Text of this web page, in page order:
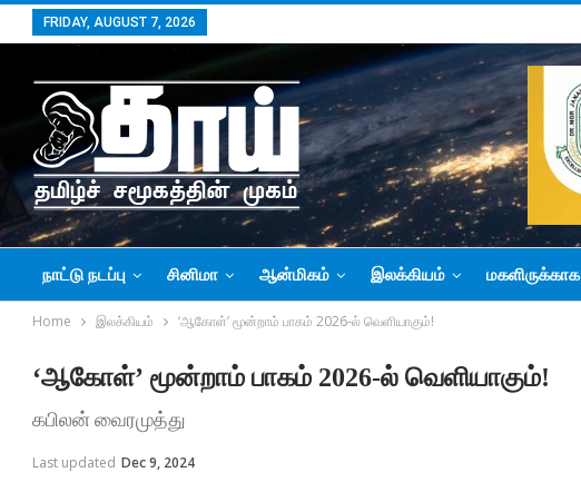
FRIDAY, AUGUST 7, 2026
நாட்டு நடப்பு சினிமா ஆன்மிகம் இலக்கியம் மகளிருக்காக
Home இலக்கியம் ‘ஆகோள்’ மூன்றாம் பாகம் 2026-ல் வெளியாகும்!
‘ஆகோள்’ மூன்றாம் பாகம் 2026-ல் வெளியாகும்!
கபிலன் வைரமுத்து
Last updated Dec 9, 2024